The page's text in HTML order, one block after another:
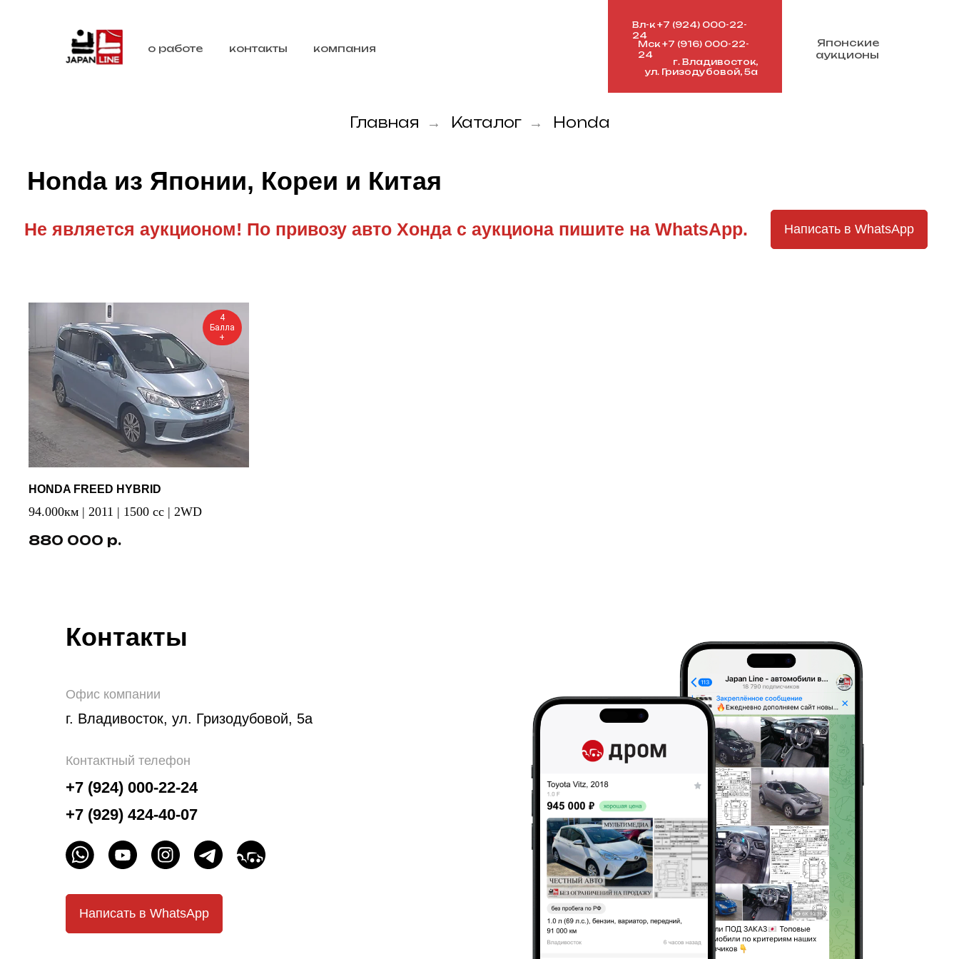
о работе
Японские
аукционы
контакты компания
г. Владивосток,
ул. Гризодубовой, 5а
Мск +7 (916) 000-22-
24
Вл-к +7 (924) 000-22-
24
Главная → Каталог → Honda
Написать в WhatsApp
Honda из Японии, Кореи и Китая
Не является аукционом! По привозу авто Хонда с аукциона пишите на WhatsApp.
4
Балла
+
HONDA FREED HYBRID
94.000км | 2011 | 1500 cc | 2WD
880 000 р.
Контакты
+7 (929) 424-40-07
+7 (924) 000-22-24
Контактный телефон
г. Владивосток, ул. Гризодубовой, 5а
Офис компании
Написать в WhatsApp